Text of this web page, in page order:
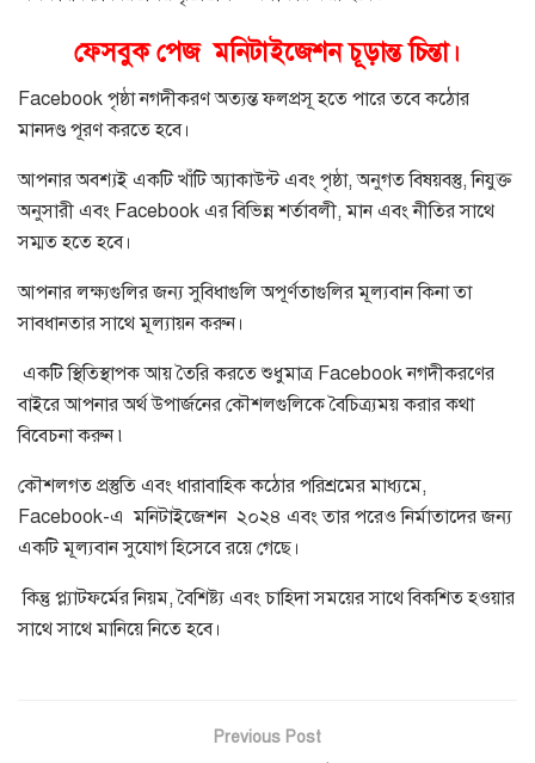
ফেসবুক পেজ মনিটাইজেশন চূড়ান্ত চিন্তা।
Facebook পৃষ্ঠা নগদীকরণ অত্যন্ত ফলপ্রসূ হতে পারে তবে কঠোর
মানদণ্ড পূরণ করতে হবে।
আপনার অবশ্যই একটি খাঁটি অ্যাকাউন্ট এবং পৃষ্ঠা, অনুগত বিষয়বস্তু, নিযুক্ত
অনুসারী এবং Facebook এর বিভিন্ন শর্তাবলী, মান এবং নীতির সাথে
সম্মত হতে হবে।
আপনার লক্ষ্যগুলির জন্য সুবিধাগুলি অপূর্ণতাগুলির মূল্যবান কিনা তা
সাবধানতার সাথে মূল্যায়ন করুন।
একটি স্থিতিস্থাপক আয় তৈরি করতে শুধুমাত্র Facebook নগদীকরণের
বাইরে আপনার অর্থ উপার্জনের কৌশলগুলিকে বৈচিত্র্যময় করার কথা
বিবেচনা করুন ৷
কৌশলগত প্রস্তুতি এবং ধারাবাহিক কঠোর পরিশ্রমের মাধ্যমে,
Facebook-এ মনিটাইজেশন ২০২৪ এবং তার পরেও নির্মাতাদের জন্য
একটি মূল্যবান সুযোগ হিসেবে রয়ে গেছে।
কিন্তু প্ল্যাটফর্মের নিয়ম, বৈশিষ্ট্য এবং চাহিদা সময়ের সাথে বিকশিত হওয়ার
সাথে সাথে মানিয়ে নিতে হবে।
Previous Post